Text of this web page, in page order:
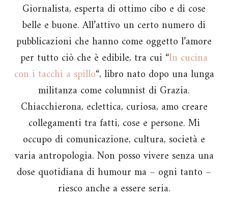
Giornalista, esperta di ottimo cibo e di cose
belle e buone. All’attivo un certo numero di
pubblicazioni che hanno come oggetto l’amore
per tutto ciò che è edibile, tra cui “In cucina
con i tacchi a spillo“, libro nato dopo una lunga
militanza come columnist di Grazia.
Chiacchierona, eclettica, curiosa, amo creare
collegamenti tra fatti, cose e persone. Mi
occupo di comunicazione, cultura, società e
varia antropologia. Non posso vivere senza una
dose quotidiana di humour ma – ogni tanto –
riesco anche a essere seria.